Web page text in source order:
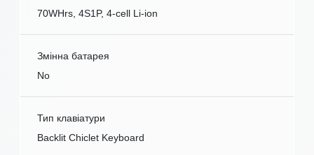
70WHrs, 4S1P, 4-cell Li-ion
Змінна батарея
No
Тип клавіатури
Backlit Chiclet Keyboard